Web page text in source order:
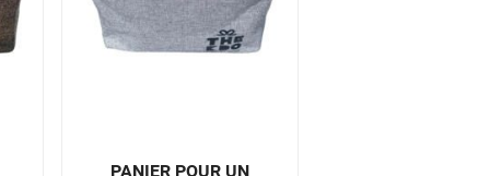
PANIER POUR UN